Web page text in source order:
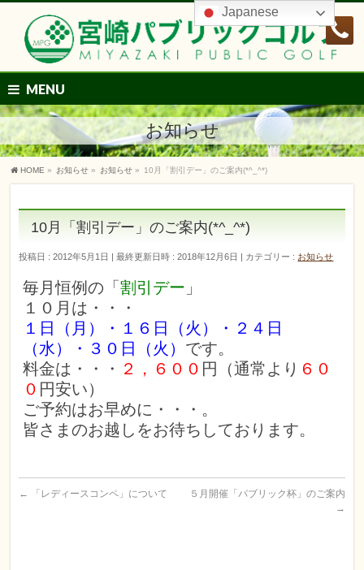
MENU
お知らせ
HOME » お知らせ » お知らせ » 10月「割引デー」のご案内(*^_^*)
10月「割引デー」のご案内(*^_^*)
投稿日 : 2012年5月1日 最終更新日時 : 2018年12月6日 カテゴリー : お知らせ
毎月恒例の「割引デー 」
１０月は・・・
１日（月）・１６日（火）・２４日
（水）・３０日（火） です。
料金は・・・ ２，６００ 円（通常より ６０
０ 円安い）
ご予約はお早めに・・・。
皆さまのお越しをお待ちしております。
← 「レディースコンペ」について
５月開催「パブリック杯」のご案内
→
Japanese